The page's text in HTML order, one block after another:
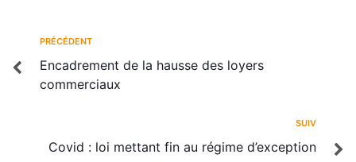
PRÉCÉDENT
Encadrement de la hausse des loyers
commerciaux
SUIV
Covid : loi mettant fin au régime d’exception